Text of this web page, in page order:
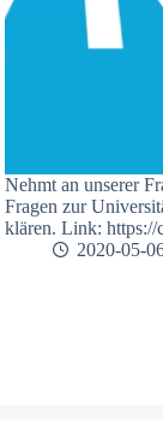
Nehmt an unserer
Fragen zur
klären. Link: https://
2020-05-